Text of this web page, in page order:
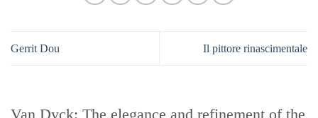
Gerrit Dou Il pittore rinascimentale
Van Dyck: The elegance and refinement of the